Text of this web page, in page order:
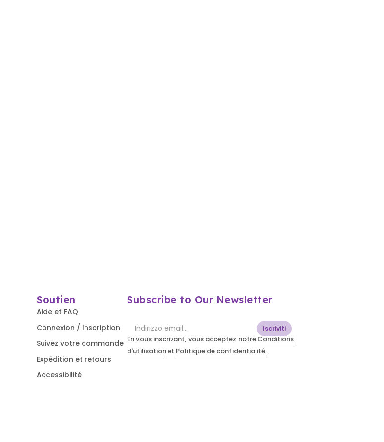
Soutien
Aide et FAQ
Connexion / Inscription
Suivez votre commande
Expédition et retours
Accessibilité
Subscribe to Our Newsletter
Iscriviti
En vous inscrivant, vous acceptez notre Conditions
d'utilisationet Politique de confidentialité.